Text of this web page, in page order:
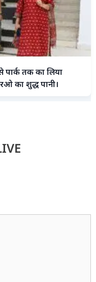
पार्क तक का लिया
का शुद्ध पानी।